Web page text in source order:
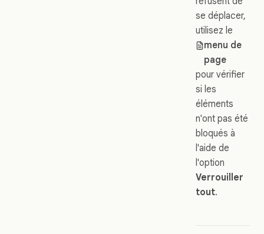
se déplacer,
utilisez le
menu de
page
pour vérifier
si les
éléments
n'ont pas été
bloqués à
l'aide de
l'option
Verrouiller
tout.